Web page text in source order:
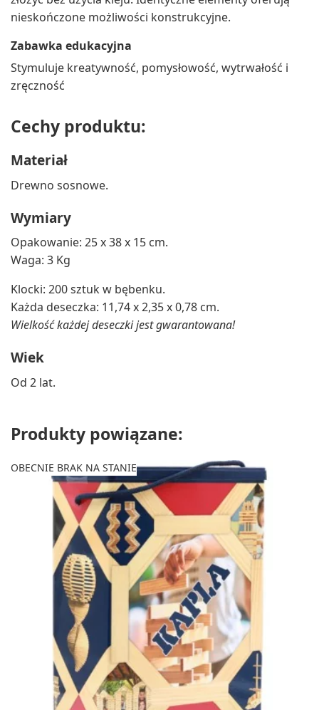
nieskończone możliwości konstrukcyjne.
Zabawka edukacyjna
Stymuluje kreatywność, pomysłowość, wytrwałość i
zręczność
Cechy produktu:
Materiał
Drewno sosnowe.
Wymiary
Opakowanie: 25 x 38 x 15 cm.
Waga: 3 Kg
Klocki: 200 sztuk w bębenku.
Każda deseczka: 11,74 x 2,35 x 0,78 cm.
Wielkość każdej deseczki jest gwarantowana!
Wiek
Od 2 lat.
Produkty powiązane:
OBECNIE BRAK NA STANIE